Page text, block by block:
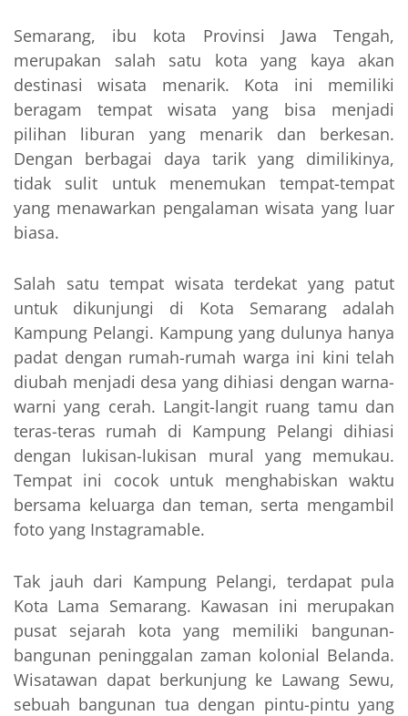
Semarang, ibu kota Provinsi Jawa Tengah,
merupakan salah satu kota yang kaya akan
destinasi wisata menarik. Kota ini memiliki
beragam tempat wisata yang bisa menjadi
pilihan liburan yang menarik dan berkesan.
Dengan berbagai daya tarik yang dimilikinya,
tidak sulit untuk menemukan tempat-tempat
yang menawarkan pengalaman wisata yang luar
biasa.
Salah satu tempat wisata terdekat yang patut
untuk dikunjungi di Kota Semarang adalah
Kampung Pelangi. Kampung yang dulunya hanya
padat dengan rumah-rumah warga ini kini telah
diubah menjadi desa yang dihiasi dengan warna-
warni yang cerah. Langit-langit ruang tamu dan
teras-teras rumah di Kampung Pelangi dihiasi
dengan lukisan-lukisan mural yang memukau.
Tempat ini cocok untuk menghabiskan waktu
bersama keluarga dan teman, serta mengambil
foto yang Instagramable.
Tak jauh dari Kampung Pelangi, terdapat pula
Kota Lama Semarang. Kawasan ini merupakan
pusat sejarah kota yang memiliki bangunan-
bangunan peninggalan zaman kolonial Belanda.
Wisatawan dapat berkunjung ke Lawang Sewu,
sebuah bangunan tua dengan pintu-pintu yang